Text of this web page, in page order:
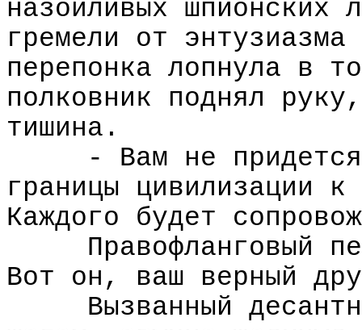
назойливых шпионских
гремели от
перепонка лопнула в
полковник поднял
тишина.
- Вам не
границы цивилизации
Каждого будет
Правофланговый
Вот он, ваш верный
Вызванный